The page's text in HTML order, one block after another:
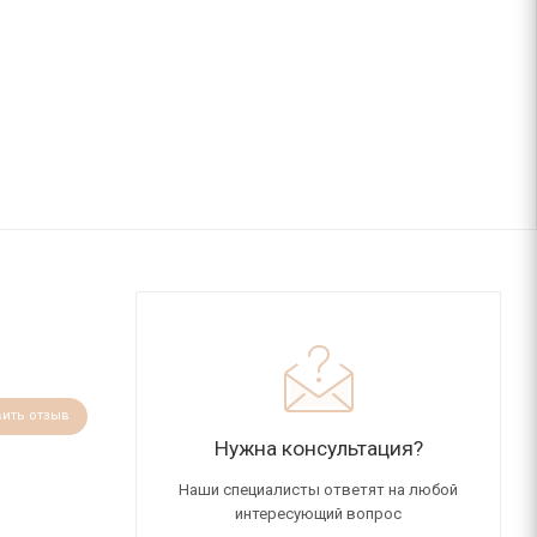
отзыв
Нужна консультация?
Наши специалисты ответят на любой
интересующий вопрос